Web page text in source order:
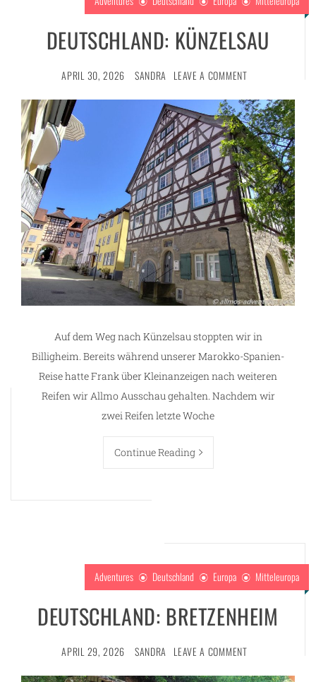
DEUTSCHLAND: KÜNZELSAU
APRIL 30, 2026 SANDRA LEAVE A COMMENT
Auf dem Weg nach Künzelsau stoppten wir in
Billigheim. Bereits während unserer Marokko-Spanien-
Reise hatte Frank über Kleinanzeigen nach weiteren
Reifen wir Allmo Ausschau gehalten. Nachdem wir
zwei Reifen letzte Woche
Continue Reading
Adventures Deutschland Europa Mitteleuropa
DEUTSCHLAND: BRETZENHEIM
APRIL 29, 2026 SANDRA LEAVE A COMMENT